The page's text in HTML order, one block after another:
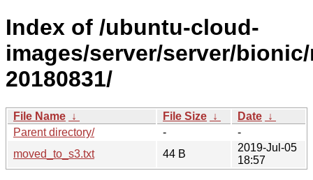
Index of /ubuntu-cloud-
images/server/server/
20180831/
File Name ↓ File Size ↓ Date ↓
Parent directory/
-
-
moved_to_s3.txt
44 B
2019-Jul-05
18:57